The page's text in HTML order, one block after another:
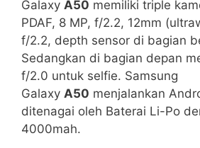
Galaxy A50 memiliki triple
PDAF, 8 MP, f/2.2, 12mm
f/2.2, depth sensor di bagian
Sedangkan di bagian depan
f/2.0 untuk selfie. Samsung
Galaxy A50 menjalankan
ditenagai oleh Baterai Li-Po
4000mah.